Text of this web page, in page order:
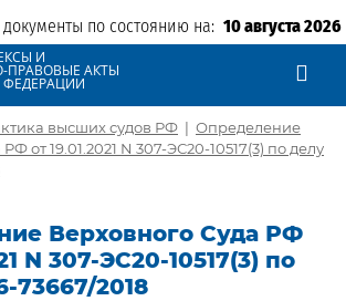
по состоянию на: 10 августа 2026
И
ПРАВОВЫЕ АКТЫ
высших судов РФ | Определение
от 19.01.2021 N 307-ЭС20-10517(3) по делу
Верховного Суда РФ
N 307-ЭС20-10517(3) по
73667/2018